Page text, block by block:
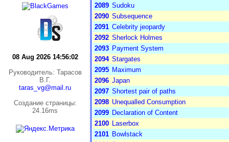
08 Aug 2026 14:56:02
Руководитель: Тарасов
В.Г.
taras_vg@mail.ru
Cоздание страницы:
24.16ms
2089 Sudoku
2090 Subsequence
2091 Celebrity jeopardy
2092 Sherlock Holmes
2093 Payment System
2094 Stargates
2095 Maximum
2096 Japan
2097 Shortest pair of paths
2098 Unequalled Consumption
2099 Declaration of Content
2100 Laserbox
2101 Bowlstack